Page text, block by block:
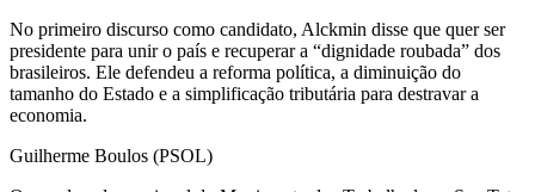
No primeiro discurso como candidato, Alckmin disse que quer ser
presidente para unir o país e recuperar a “dignidade roubada” dos
brasileiros. Ele defendeu a reforma política, a diminuição do
tamanho do Estado e a simplificação tributária para destravar a
economia.
Guilherme Boulos (PSOL)